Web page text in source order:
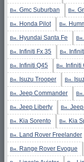
Вн. Gmc Suburban Вн.
Вн. Honda Pilot Вн.
Вн. Hyundai Santa Fe Вн.
Вн. Infiniti Fx 35 Вн.
Вн. Infiniti Q45 Вн. Infiniti
Вн. Isuzu Trooper Вн.
Вн. Jeep Commander Вн.
Вн. Jeep Liberty Вн.
Вн. Kia Sorento Вн. Kia
Вн. Land Rover Freelander
Вн. Range Rover Evogue